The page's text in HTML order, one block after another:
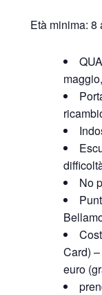
Età minima: 8
No
Card)
euro